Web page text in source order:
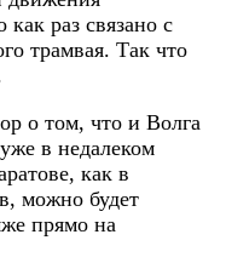
как раз связано с
трамвая. Так что
о том, что и Волга
в недалеком
как в
можно будет
прямо на